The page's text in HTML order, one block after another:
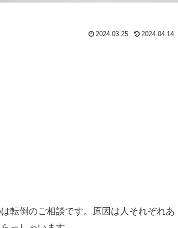
2024.03.25 2024.04.14
転倒のご相談です。原因は人それぞれあ